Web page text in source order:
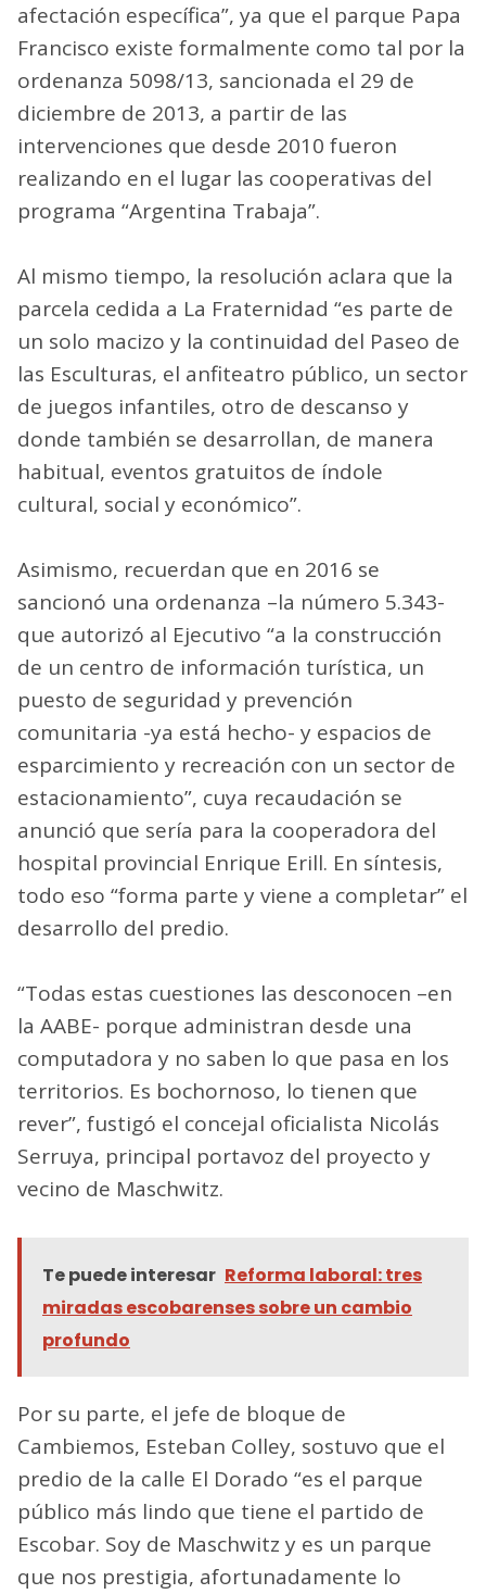
afectación específica”, ya que el parque Papa
Francisco existe formalmente como tal por la
ordenanza 5098/13, sancionada el 29 de
diciembre de 2013, a partir de las
intervenciones que desde 2010 fueron
realizando en el lugar las cooperativas del
programa “Argentina Trabaja”.
Al mismo tiempo, la resolución aclara que la
parcela cedida a La Fraternidad “es parte de
un solo macizo y la continuidad del Paseo de
las Esculturas, el anfiteatro público, un sector
de juegos infantiles, otro de descanso y
donde también se desarrollan, de manera
habitual, eventos gratuitos de índole
cultural, social y económico”.
Asimismo, recuerdan que en 2016 se
sancionó una ordenanza –la número 5.343-
que autorizó al Ejecutivo “a la construcción
de un centro de información turística, un
puesto de seguridad y prevención
comunitaria -ya está hecho- y espacios de
esparcimiento y recreación con un sector de
estacionamiento”, cuya recaudación se
anunció que sería para la cooperadora del
hospital provincial Enrique Erill. En síntesis,
todo eso “forma parte y viene a completar” el
desarrollo del predio.
“Todas estas cuestiones las desconocen –en
la AABE- porque administran desde una
computadora y no saben lo que pasa en los
territorios. Es bochornoso, lo tienen que
rever”, fustigó el concejal oficialista Nicolás
Serruya, principal portavoz del proyecto y
vecino de Maschwitz.
Te puede interesar Reforma laboral: tres
miradas escobarenses sobre un cambio
profundo
Por su parte, el jefe de bloque de
Cambiemos, Esteban Colley, sostuvo que el
predio de la calle El Dorado “es el parque
público más lindo que tiene el partido de
Escobar. Soy de Maschwitz y es un parque
que nos prestigia, afortunadamente lo